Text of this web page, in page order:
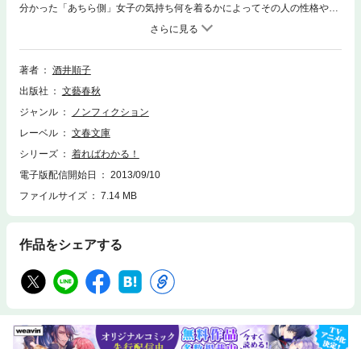
分かった「あちら側」女子の気持ち何を着るかによってその人の性格や心
構えは変わる。“あの服”を纏う彼女はどんな世界を生きているのか？ 女
子の心理を鋭く読み解いて世間を震撼させてきた著者が「わからないな
ら、着てみよう」の精神で果敢に挑む18着。特別編「AKBになる！」も収
録の傑作エッセイ。イラスト・森伸之
著者
酒井順子
出版社
文藝春秋
ジャンル
ノンフィクション
レーベル
文春文庫
シリーズ
着ればわかる！
電子版配信開始日
2013/09/10
ファイルサイズ
7.14 MB
作品をシェアする